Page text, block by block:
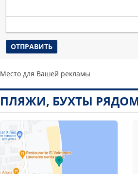
Место для Вашей рекламы
ПЛЯЖИ, БУХТЫ